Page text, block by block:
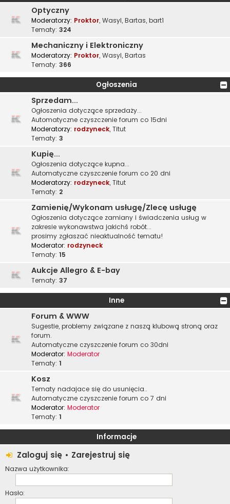
Optyczny
Moderatorzy: Proktor, Wasyl, Bartas, bart1
Tematy: 324
Mechaniczny i Elektroniczny
Moderatorzy: Proktor, Wasyl, Bartas
Tematy: 366
Ogłoszenia
Sprzedam...
Ogłoszenia dotyczące sprzedaży...
Automatyczne czyszczenie forum co 15dni
Moderatorzy: rodzyneck, Titut
Tematy: 3
Kupię...
Ogłoszenia dotyczące kupna...
Automatyczne czyszczenie forum co 20 dni
Moderatorzy: rodzyneck, Titut
Tematy: 2
Zamienię/Wykonam usługę/Zlecę usługę
Ogłoszenia dotyczące zamiany i świadczenia usług w
zakresie wykonawstwa jakichś robót...
prosimy zgłaszać nieaktualność tematu!
Moderator: rodzyneck
Tematy: 15
Aukcje Allegro & E-bay
Tematy: 37
Inne
Forum & WWW
Sugestie, problemy związane z naszą klubową stroną oraz
forum.
Automatyczne czyszczenie forum co 30dni
Moderator: Moderator
Tematy: 1
Kosz
Tematy nadajace się do usunięcia..
Automatyczne czyszczenie forum co 7 dni
Moderator: Moderator
Tematy: 1
Informacje
Zaloguj się • Zarejestruj się
Nazwa użytkownika:
Hasło: